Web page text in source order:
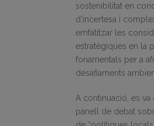
sostenibilitat en
d’incertesa i
emfatitzar les
estratègiques en la
fonamentals per a
desafiaments
A continuació, es
panell de debat